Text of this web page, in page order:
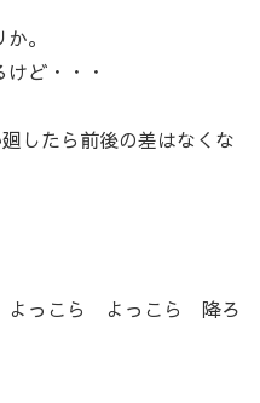
。
ど・・・
したら前後の差はなくな
よっこら よっこら 降ろ